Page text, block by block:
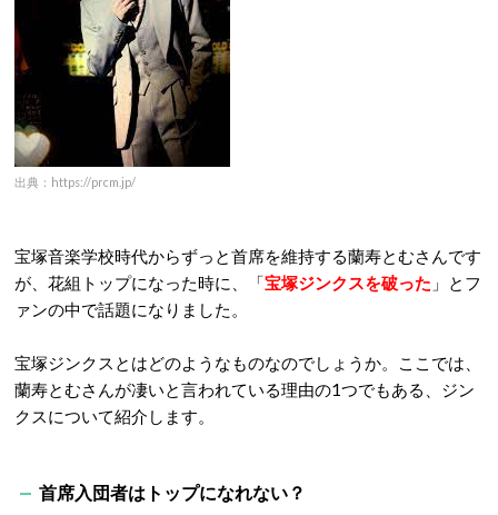
出典：https://prcm.jp/
宝塚音楽学校時代からずっと首席を維持する蘭寿とむさんです
が、花組トップになった時に、「宝塚ジンクスを破った 」とフ
ァンの中で話題になりました。
宝塚ジンクスとはどのようなものなのでしょうか。ここでは、
蘭寿とむさんが凄いと言われている理由の1つでもある、ジン
クスについて紹介します。
首席入団者はトップになれない？